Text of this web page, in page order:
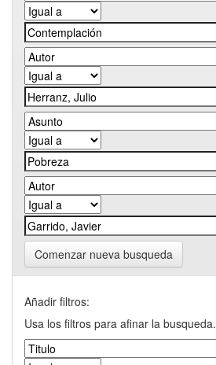
Comenzar nueva busqueda
Añadir filtros:
Usa los filtros para afinar la busqueda.